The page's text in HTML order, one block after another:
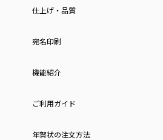
仕上げ・品質
宛名印刷
機能紹介
ご利用ガイド
年賀状の注文方法